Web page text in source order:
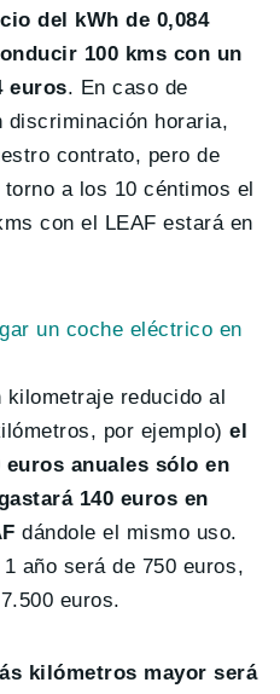
del kWh de 0,084
100 kms con un
euros. En caso de
discriminación horaria,
contrato, pero de
a los 10 céntimos el
con el LEAF estará en
un coche eléctrico en
kilometraje reducido al
por ejemplo)el
anuales sólo en
140 euros en
dándole el mismo uso.
año será de 750 euros,
euros.
kilómetros mayor será